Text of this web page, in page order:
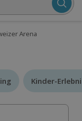
Arena
Kinder-
Kinder-